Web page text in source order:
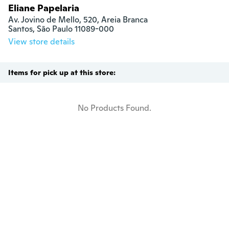
Eliane Papelaria
Av. Jovino de Mello, 520, Areia Branca
Santos, São Paulo 11089-000
View store details
Items for pick up at this store:
No Products Found.